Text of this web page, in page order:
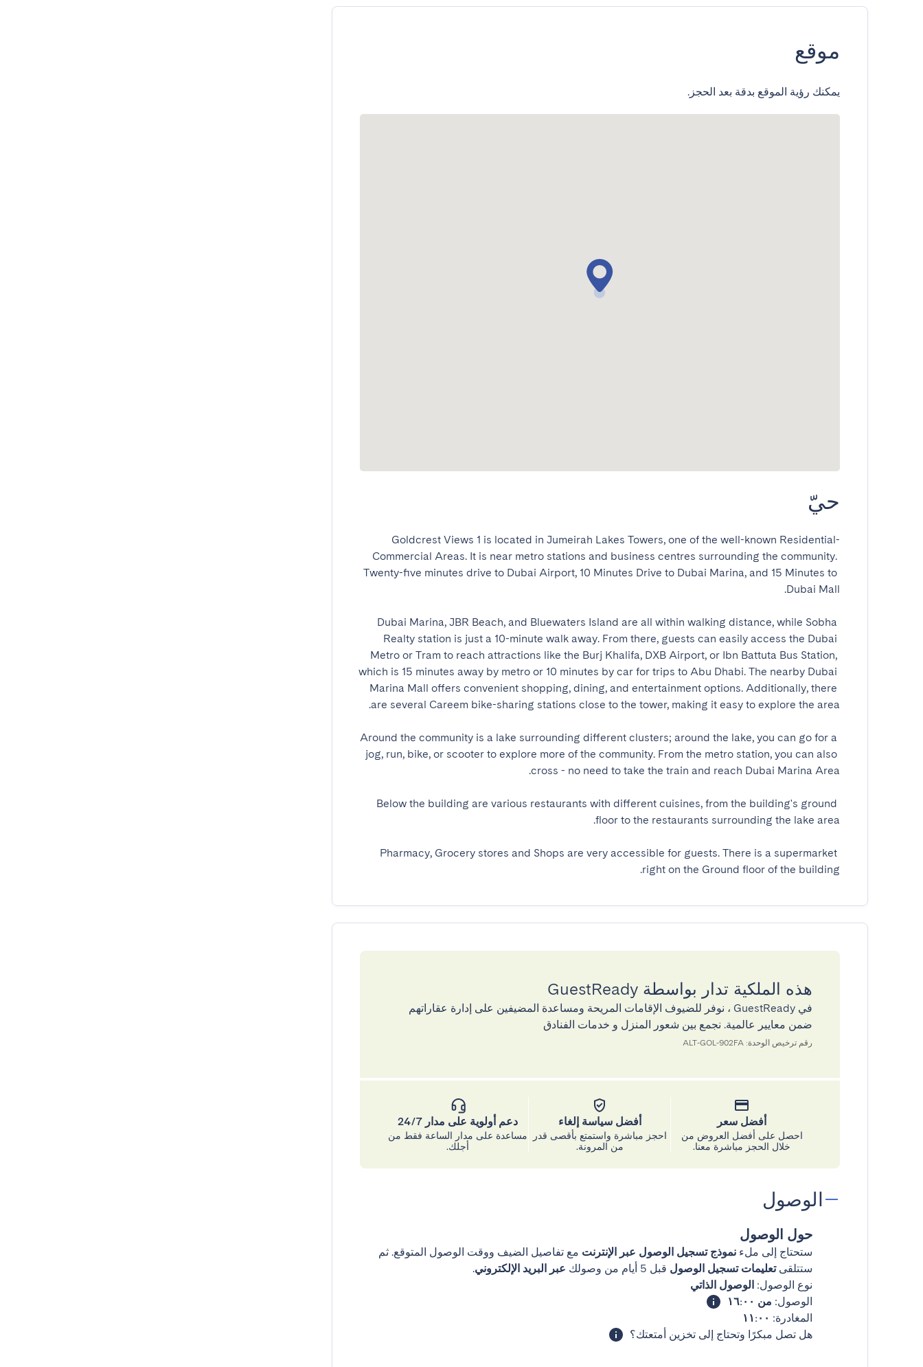
موقع
يمكنك رؤية الموقع بدقة بعد الحجز.
حيّ
Goldcrest Views 1 is located in Jumeirah Lakes Towers, one of the well-known Residential-
Commercial Areas. It is near metro stations and business centres surrounding the community.
Twenty-five minutes drive to Dubai Airport, 10 Minutes Drive to Dubai Marina, and 15 Minutes to
Dubai Marina, JBR Beach, and Bluewaters Island are all within walking distance, while Sobha
Realty station is just a 10-minute walk away. From there, guests can easily access the Dubai
Metro or Tram to reach attractions like the Burj Khalifa, DXB Airport, or Ibn Battuta Bus Station,
which is 15 minutes away by metro or 10 minutes by car for trips to Abu Dhabi. The nearby Dubai
Marina Mall offers convenient shopping, dining, and entertainment options. Additionally, there
Around the community is a lake surrounding different clusters; around the lake, you can go for a
jog, run, bike, or scooter to explore more of the community. From the metro station, you can also
Below the building are various restaurants with different cuisines, from the building's ground
Pharmacy, Grocery stores and Shops are very accessible for guests. There is a supermarket
right on the Ground floor of the building.
هذه الملكية تدار بواسطة GuestReady
في GuestReady ، نوفر للضيوف الإقامات المريحة ومساعدة المضيفين على إدارة عقاراتهم
ضمن معايير عالمية. نجمع بين شعور المنزل و خدمات الفنادق
رقم ترخيص الوحدة: ALT-GOL-902FA
أفضل سعر
احصل على أفضل العروض من
خلال الحجز مباشرة معنا.
أفضل سياسة إلغاء
احجز مباشرة واستمتع بأقصى قدر
من المرونة.
دعم أولوية على مدار 24/7
مساعدة على مدار الساعة فقط من
أجلك.
الوصول
حول الوصول
ستحتاج إلى ملء نموذج تسجيل الوصول عبر الإنترنت مع تفاصيل الضيف ووقت الوصول المتوقع. ثم
ستتلقىتعليمات تسجيل الوصول قبل 5 أيام من وصولك عبر البريد الإلكتروني.
نوع الوصول: الوصول الذاتي
الوصول: من ١٦:٠٠
المغادرة: ١١:٠٠
هل تصل مبكرًا وتحتاج إلى تخزين أمتعتك؟